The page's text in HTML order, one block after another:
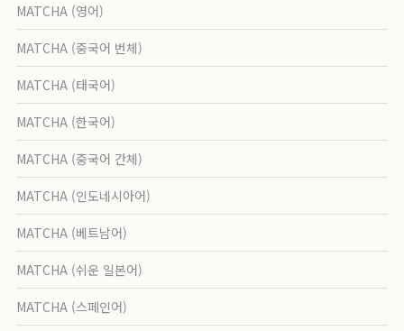
MATCHA (영어)
MATCHA (중국어 번체)
MATCHA (태국어)
MATCHA (한국어)
MATCHA (중국어 간체)
MATCHA (인도네시아어)
MATCHA (베트남어)
MATCHA (쉬운 일본어)
MATCHA (스페인어)